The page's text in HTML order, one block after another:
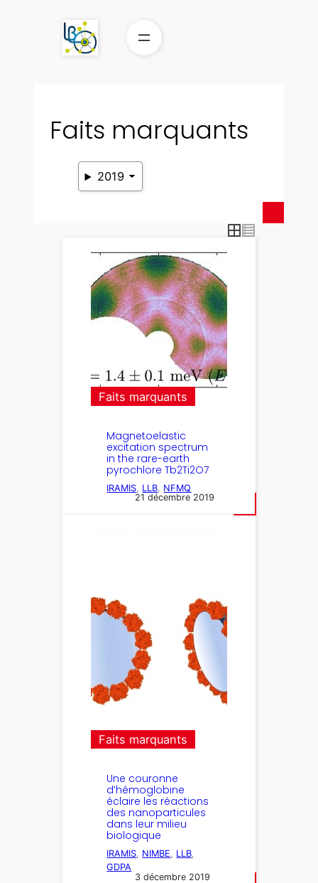
Faits marquants
2019
Faits marquants
Magnetoelastic
excitation spectrum
in the rare-earth
pyrochlore Tb2Ti2O7
IRAMIS LLB NFMQ
21 décembre 2019
Faits marquants
Une couronne
d’hémoglobine
éclaire les réactions
des nanoparticules
dans leur milieu
biologique
IRAMIS NIMBE LLB
GDPA
3 décembre 2019